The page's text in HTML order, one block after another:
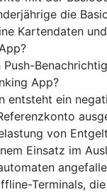
die
Kartendaten
App?
entsteht ein
von
Einsatz im
Terminals,